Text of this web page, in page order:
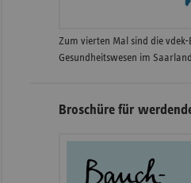
Zum vierten Mal sind die
Gesundheitswesen im
Broschüre für